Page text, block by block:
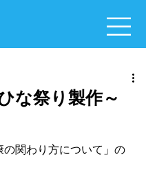
な祭り製作～
関わり方について」の